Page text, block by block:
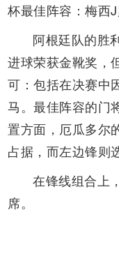
杯最佳阵容：梅西
阿根廷队的胜
进球荣获金靴奖，
可：包括在决赛中
马。最佳阵容的门
置方面，厄瓜多尔
占据，而左边锋则
在锋线组合上
席。